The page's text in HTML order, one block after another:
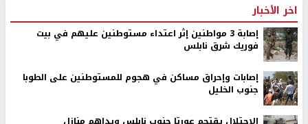
اخر الأخبار
إصابة 3 مواطنين إثر اعتداء مستوطنين عليهم في بيت
فوريك شرق نابلس
إصابات وإحراق مساكن في هجوم للمستوطنين على الطوبا
جنوب الخليل